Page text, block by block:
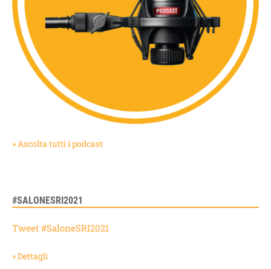
» Ascolta tutti i podcast
#SALONESRI2021
Tweet #SaloneSRI2021
» Dettagli